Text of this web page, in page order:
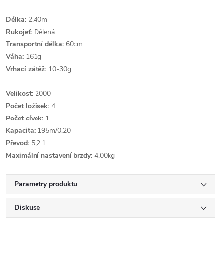
Délka: 2,40m
Rukojeť: Dělená
Transportní délka: 60cm
Váha: 161g
Vrhací zátěž: 10-30g
Velikost: 2000
Počet ložisek: 4
Počet cívek: 1
Kapacita: 195m/0,20
Převod: 5,2:1
Maximální nastavení brzdy: 4,00kg
Parametry produktu
Diskuse